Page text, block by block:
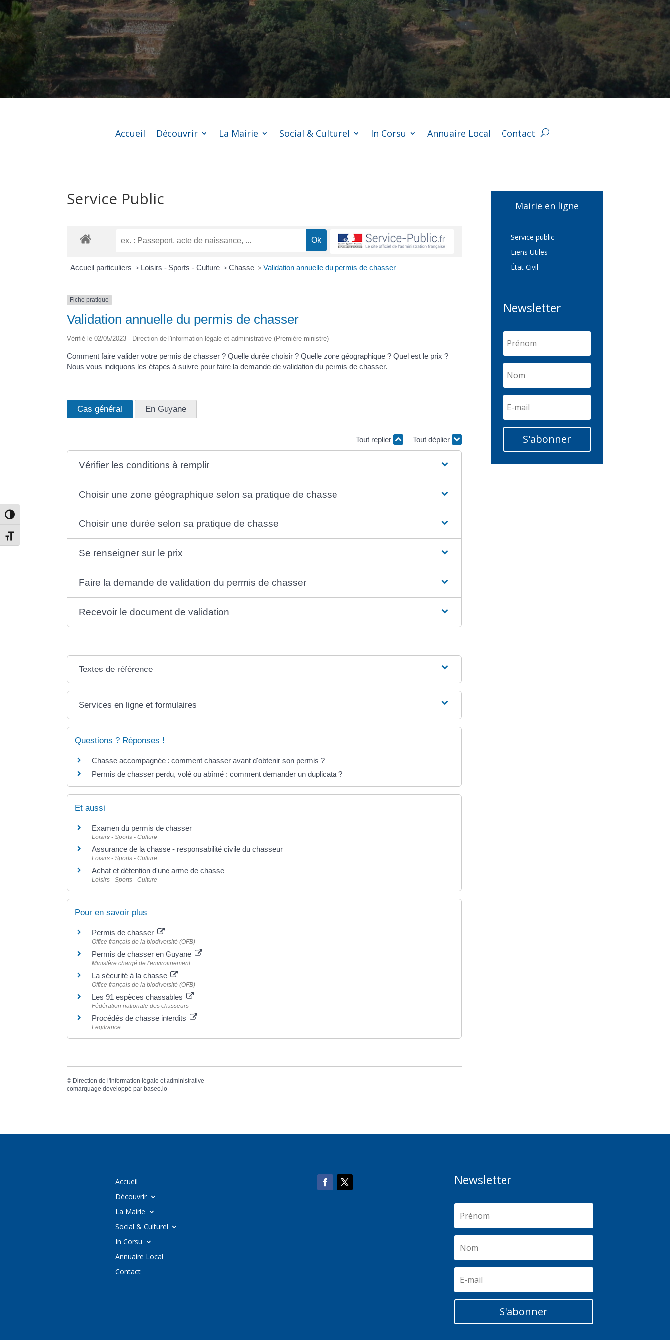
Passer en contraste élevé
Changer la taille de la police
Accueil Découvrir La Mairie Social & Culturel In Corsu Annuaire Local Contact
Service Public
Accueil particuliers > Loisirs - Sports - Culture > Chasse > Validation annuelle du permis de chasser
Fiche pratique
Validation annuelle du permis de chasser
Vérifié le 02/05/2023 - Direction de l'information légale et administrative (Première ministre)
Comment faire valider votre permis de chasser ? Quelle durée choisir ? Quelle zone géographique ? Quel est le prix ?
Nous vous indiquons les étapes à suivre pour faire la demande de validation du permis de chasser.
Cas général En Guyane
Tout replier Tout déplier
Vérifier les conditions à remplir
Choisir une zone géographique selon sa pratique de chasse
Choisir une durée selon sa pratique de chasse
Se renseigner sur le prix
Faire la demande de validation du permis de chasser
Recevoir le document de validation
Textes de référence
Services en ligne et formulaires
Questions ? Réponses !
Chasse accompagnée : comment chasser avant d'obtenir son permis ?
Permis de chasser perdu, volé ou abîmé : comment demander un duplicata ?
Et aussi
Examen du permis de chasser
Loisirs - Sports - Culture
Assurance de la chasse - responsabilité civile du chasseur
Loisirs - Sports - Culture
Achat et détention d'une arme de chasse
Loisirs - Sports - Culture
Pour en savoir plus
Permis de chasser
Office français de la biodiversité (OFB)
Permis de chasser en Guyane
Ministère chargé de l'environnement
La sécurité à la chasse
Office français de la biodiversité (OFB)
Les 91 espèces chassables
Fédération nationale des chasseurs
Procédés de chasse interdits
Legifrance
© Direction de l'information légale et administrative
comarquage developpé par baseo.io
Mairie en ligne
Service public
Liens Utiles
État Civil
Newsletter
S'abonner
Accueil
Découvrir
La Mairie
Social & Culturel
In Corsu
Annuaire Local
Contact
Newsletter
S'abonner